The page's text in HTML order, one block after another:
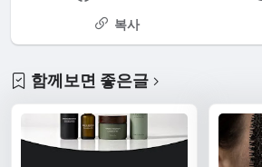
복사
함께보면 좋은글